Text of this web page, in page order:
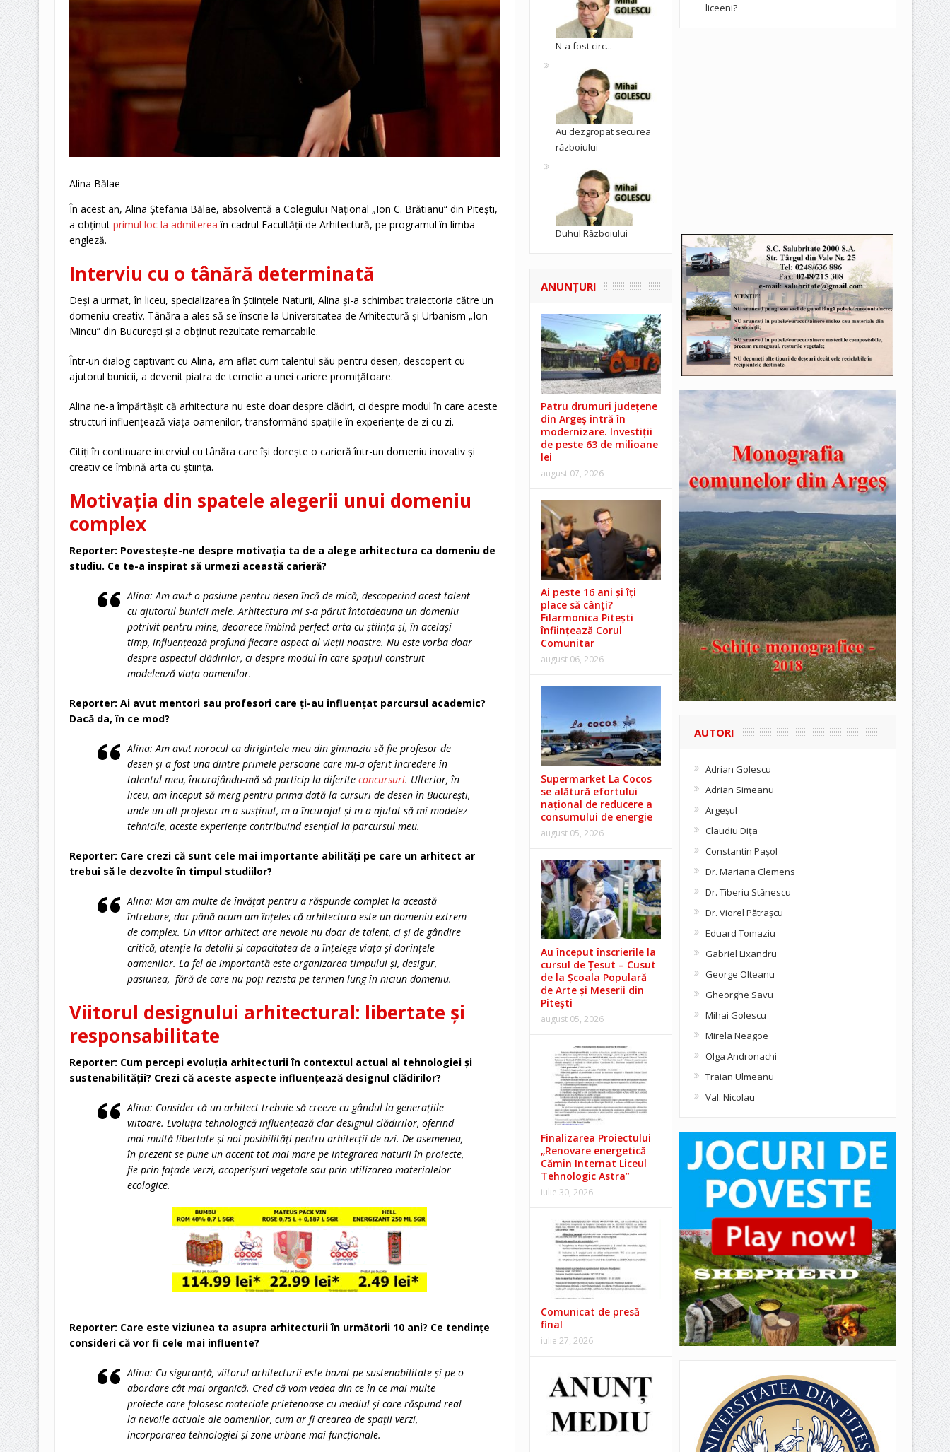
Alina Bălae
În acest an, Alina Ștefania Bălae, absolventă a Colegiului Național „Ion C. Brătianu“ din Pitești,
a obținut primul loc la admiterea în cadrul Facultății de Arhitectură, pe programul în limba
engleză.
Interviu cu o tânără determinată
Deși a urmat, în liceu, specializarea în Științele Naturii, Alina și-a schimbat traiectoria către un
domeniu creativ. Tânăra a ales să se înscrie la Universitatea de Arhitectură și Urbanism „Ion
Mincu” din București și a obținut rezultate remarcabile.
Într-un dialog captivant cu Alina, am aflat cum talentul său pentru desen, descoperit cu
ajutorul bunicii, a devenit piatra de temelie a unei cariere promițătoare.
Alina ne-a împărtășit că arhitectura nu este doar despre clădiri, ci despre modul în care aceste
structuri influențează viața oamenilor, transformând spațiile în experiențe de zi cu zi.
Citiți în continuare interviul cu tânăra care își dorește o carieră într-un domeniu inovativ și
creativ ce îmbină arta cu știința.
Motivația din spatele alegerii unui domeniu
complex
Reporter: Povestește-ne despre motivația ta de a alege arhitectura ca domeniu de
studiu. Ce te-a inspirat să urmezi această carieră?
Alina: Am avut o pasiune pentru desen încă de mică, descoperind acest talent
cu ajutorul bunicii mele. Arhitectura mi s-a părut întotdeauna un domeniu
potrivit pentru mine, deoarece îmbină perfect arta cu știința și, în același
timp, influențează profund fiecare aspect al vieții noastre. Nu este vorba doar
despre aspectul clădirilor, ci despre modul în care spațiul construit
modelează viața oamenilor.
Reporter: Ai avut mentori sau profesori care ți-au influențat parcursul academic?
Dacă da, în ce mod?
Alina: Am avut norocul ca dirigintele meu din gimnaziu să fie profesor de
desen și a fost una dintre primele persoane care mi-a oferit încredere în
talentul meu, încurajându-mă să particip la diferite concursuri. Ulterior, în
liceu, am început să merg pentru prima dată la cursuri de desen în București,
unde un alt profesor m-a susținut, m-a încurajat și m-a ajutat să-mi modelez
tehnicile, aceste experiențe contribuind esențial la parcursul meu.
Reporter: Care crezi că sunt cele mai importante abilități pe care un arhitect ar
trebui să le dezvolte în timpul studiilor?
Alina: Mai am multe de învățat pentru a răspunde complet la această
întrebare, dar până acum am înțeles că arhitectura este un domeniu extrem
de complex. Un viitor arhitect are nevoie nu doar de talent, ci și de gândire
critică, atenție la detalii și capacitatea de a înțelege viața și dorințele
oamenilor. La fel de importantă este organizarea timpului și, desigur,
pasiunea, fără de care nu poți rezista pe termen lung în niciun domeniu.
Viitorul designului arhitectural: libertate și
responsabilitate
Reporter: Cum percepi evoluția arhitecturii în contextul actual al tehnologiei și
sustenabilității? Crezi că aceste aspecte influențează designul clădirilor?
Alina: Consider că un arhitect trebuie să creeze cu gândul la generațiile
viitoare. Evoluția tehnologică influențează clar designul clădirilor, oferind
mai multă libertate și noi posibilități pentru arhitecții de azi. De asemenea,
în prezent se pune un accent tot mai mare pe integrarea naturii în proiecte,
fie prin fațade verzi, acoperișuri vegetale sau prin utilizarea materialelor
ecologice.
Reporter: Care este viziunea ta asupra arhitecturii în următorii 10 ani? Ce tendințe
consideri că vor fi cele mai influente?
Alina: Cu siguranță, viitorul arhitecturii este bazat pe sustenabilitate și pe o
abordare cât mai organică. Cred că vom vedea din ce în ce mai multe
proiecte care folosesc materiale prietenoase cu mediul și care răspund real
la nevoile actuale ale oamenilor, cum ar fi crearea de spații verzi,
incorporarea tehnologiei și zone urbane mai funcționale.
N-a fost circ...
Au dezgropat securea
războiului
Duhul Războiului
ANUNŢURI
Patru drumuri județene
din Argeș intră în
modernizare. Investiții
de peste 63 de milioane
lei
august 07, 2026
Ai peste 16 ani și îți
place să cânți?
Filarmonica Pitești
înființează Corul
Comunitar
august 06, 2026
Supermarket La Cocos
se alătură efortului
național de reducere a
consumului de energie
august 05, 2026
Au început înscrierile la
cursul de Țesut – Cusut
de la Școala Populară
de Arte și Meserii din
Pitești
august 05, 2026
Finalizarea Proiectului
„Renovare energetică
Cămin Internat Liceul
Tehnologic Astra”
iulie 30, 2026
Comunicat de presă
final
iulie 27, 2026
liceeni?
AUTORI
Adrian Golescu
Adrian Simeanu
Argeşul
Claudiu Diţa
Constantin Pașol
Dr. Mariana Clemens
Dr. Tiberiu Stănescu
Dr. Viorel Pătraşcu
Eduard Tomaziu
Gabriel Lixandru
George Olteanu
Gheorghe Savu
Mihai Golescu
Mirela Neagoe
Olga Andronachi
Traian Ulmeanu
Val. Nicolau